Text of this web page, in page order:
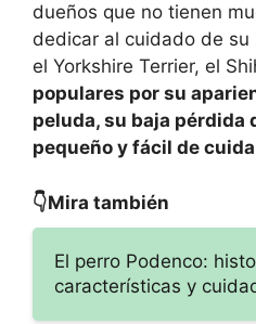
dueños que no tienen
dedicar al cuidado de su
el Yorkshire Terrier, el
populares por su
peluda, su baja pérdida
pequeño y fácil de
👇Mira también
El perro Podenco:
características y